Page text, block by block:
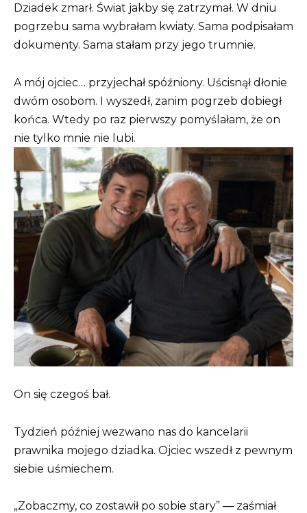
Dziadek zmarł. Świat jakby się zatrzymał. W dniu
pogrzebu sama wybrałam kwiaty. Sama podpisałam
dokumenty. Sama stałam przy jego trumnie.
A mój ojciec… przyjechał spóźniony. Uścisnął dłonie
dwóm osobom. I wyszedł, zanim pogrzeb dobiegł
końca. Wtedy po raz pierwszy pomyślałam, że on
nie tylko mnie nie lubi.
On się czegoś bał.
Tydzień później wezwano nas do kancelarii
prawnika mojego dziadka. Ojciec wszedł z pewnym
siebie uśmiechem.
„Zobaczmy, co zostawił po sobie stary” — zaśmiał